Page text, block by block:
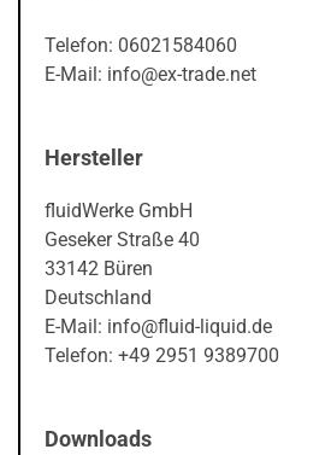
Telefon: 06021584060
E-Mail: info@ex-trade.net
Hersteller
fluidWerke GmbH
Geseker Straße 40
33142 Büren
Deutschland
E-Mail: info@fluid-liquid.de
Telefon: +49 2951 9389700
Downloads